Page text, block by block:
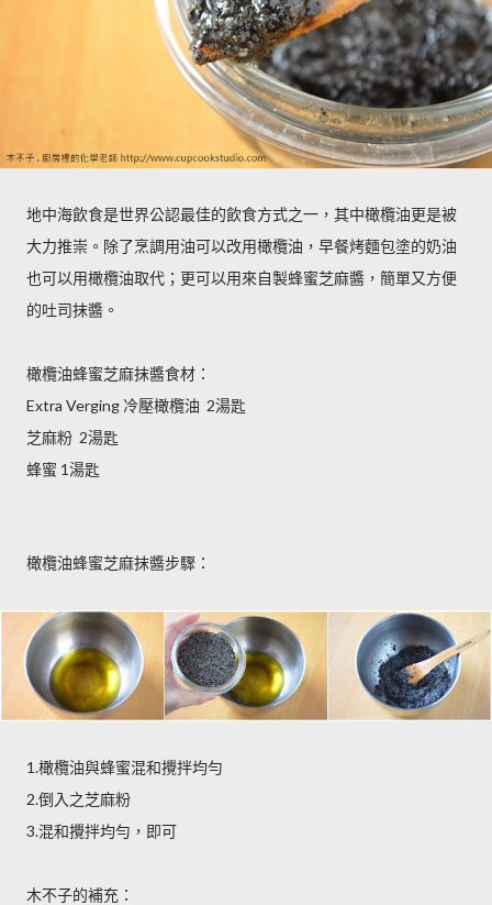
地中海飲食是世界公認最佳的飲食方式之一，其中橄欖油更是被
大力推崇。除了烹調用油可以改用橄欖油，早餐烤麵包塗的奶油
也可以用橄欖油取代；更可以用來自製蜂蜜芝麻醬，簡單又方便
的吐司抹醬。
橄欖油蜂蜜芝麻抹醬食材：
Extra Verging 冷壓橄欖油 2湯匙
芝麻粉 2湯匙
蜂蜜 1 湯匙
橄欖油蜂蜜芝麻抹醬步驟：
1.橄欖油與蜂蜜混和攪拌均勻
2.倒入之芝麻粉
3.混和攪拌均勻，即可
木不子的補充：